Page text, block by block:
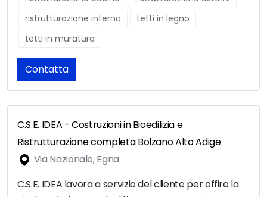
ristrutturazione interna
tetti in legno
tetti in muratura
Contatta
C.S.E. IDEA - Costruzioni in Bioedilizia e
Ristrutturazione completa Bolzano Alto Adige
Via Nazionale, Egna
C.S.E. IDEA lavora a servizio del cliente per offire la